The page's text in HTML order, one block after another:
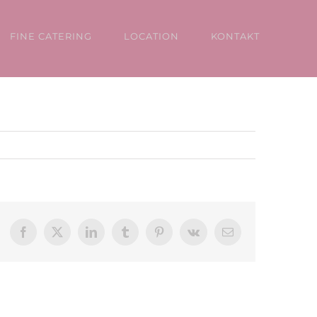
FINE CATERING LOCATION KONTAKT
Facebook
X LinkedInTumblrPinterestVk
E-